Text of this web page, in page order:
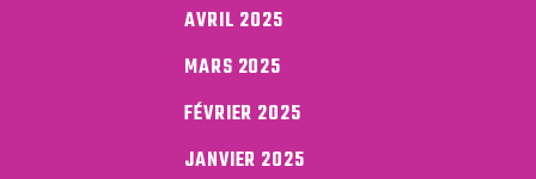
AVRIL 2025
MARS 2025
FÉVRIER 2025
JANVIER 2025